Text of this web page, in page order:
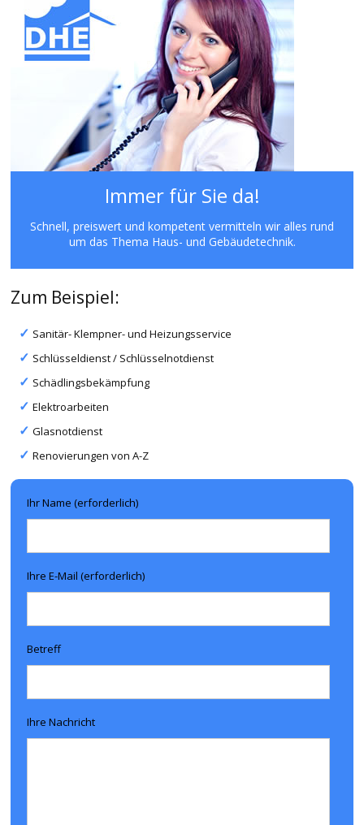
Immer für Sie da!
Schnell, preiswert und kompetent vermitteln wir alles rund
um das Thema Haus- und Gebäudetechnik.
Zum Beispiel:
Sanitär- Klempner- und Heizungsservice
Schlüsseldienst / Schlüsselnotdienst
Schädlingsbekämpfung
Elektroarbeiten
Glasnotdienst
Renovierungen von A-Z
Ihr Name (erforderlich)
Ihre E-Mail (erforderlich)
Betreff
Ihre Nachricht